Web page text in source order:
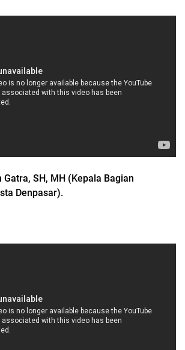
SH, MH (Kepala Bagian
Denpasar).